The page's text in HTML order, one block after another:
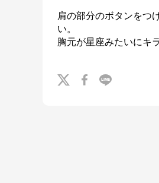
肩の部分のボタンをつ
い。
胸元が星座みたいにキ